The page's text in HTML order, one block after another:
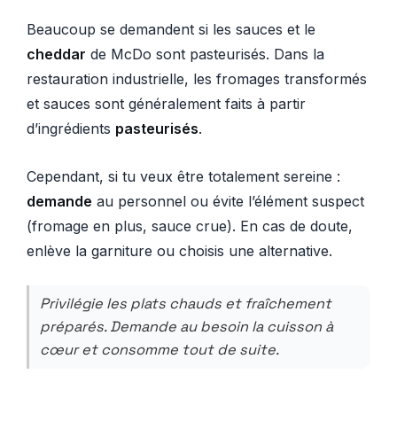
Beaucoup se demandent si les sauces et le
cheddar de McDo sont pasteurisés. Dans la
restauration industrielle, les fromages transformés
et sauces sont généralement faits à partir
d’ingrédients pasteurisés.
Cependant, si tu veux être totalement sereine :
demande au personnel ou évite l’élément suspect
(fromage en plus, sauce crue). En cas de doute,
enlève la garniture ou choisis une alternative.
Privilégie les plats chauds et fraîchement
préparés. Demande au besoin la cuisson à
cœur et consomme tout de suite.